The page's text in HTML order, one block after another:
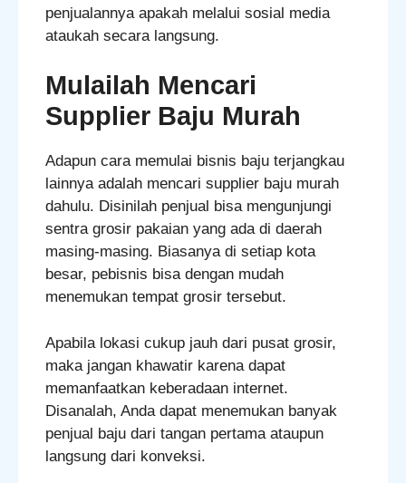
penjualannya apakah melalui sosial media
ataukah secara langsung.
Mulailah Mencari
Supplier Baju Murah
Adapun cara memulai bisnis baju terjangkau
lainnya adalah mencari supplier baju murah
dahulu. Disinilah penjual bisa mengunjungi
sentra grosir pakaian yang ada di daerah
masing-masing. Biasanya di setiap kota
besar, pebisnis bisa dengan mudah
menemukan tempat grosir tersebut.
Apabila lokasi cukup jauh dari pusat grosir,
maka jangan khawatir karena dapat
memanfaatkan keberadaan internet.
Disanalah, Anda dapat menemukan banyak
penjual baju dari tangan pertama ataupun
langsung dari konveksi.